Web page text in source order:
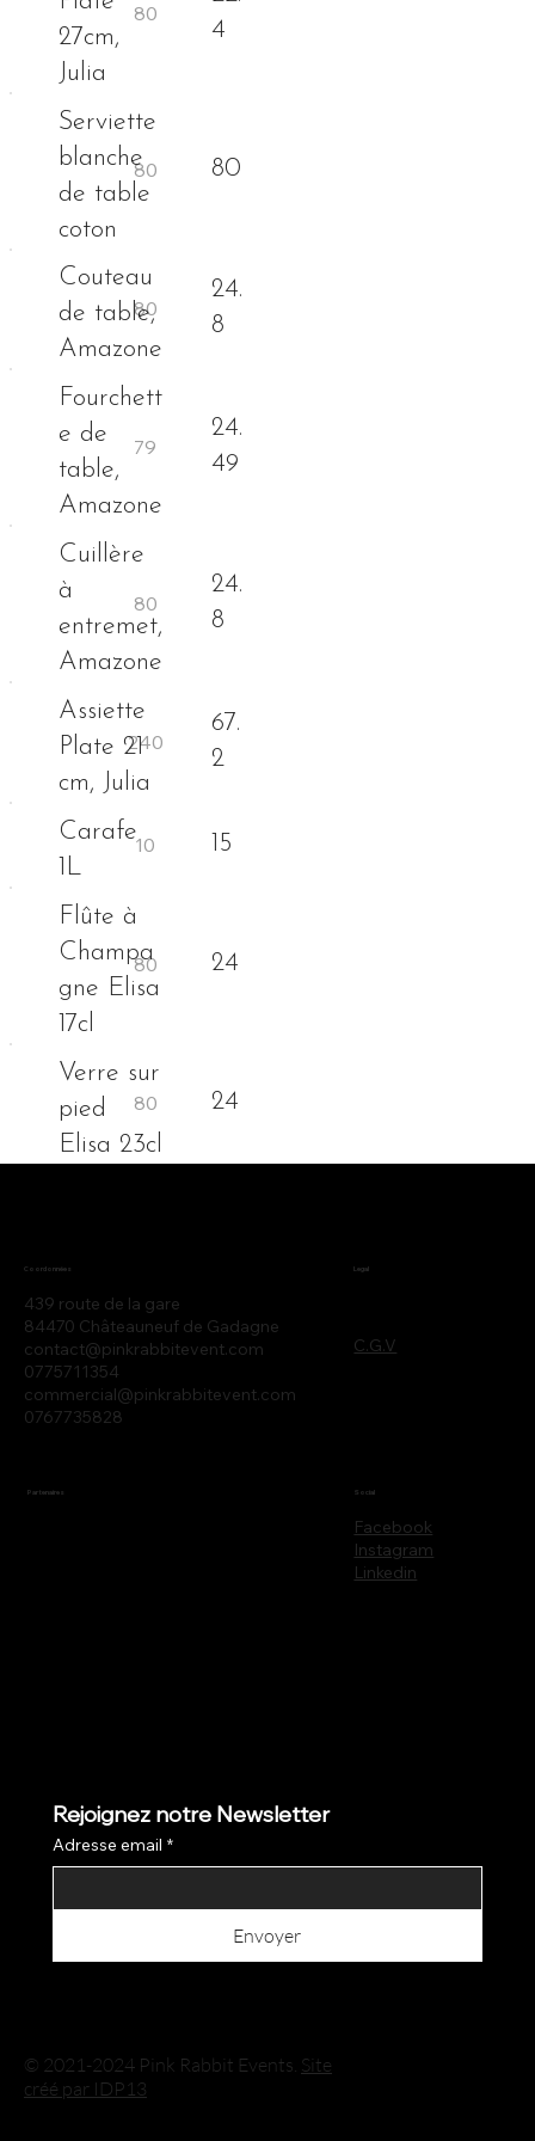
27cm,
Julia
4
Serviette
blanche
de table
coton
80
Couteau
de table,
Amazone
24.
8
Fourchett
e de
table,
Amazone
24.
49
Cuillère
à
entremet,
Amazone
24.
8
Assiette
Plate 21
cm, Julia
67.
2
Carafe
1L
15
Flûte à
Champa
gne Elisa
17cl
24
Verre sur
pied
Elisa 23cl
24
439 route de la gare
84470 Châteauneuf de Gadagne
contact@pinkrabbitevent.com
0775711354
commercial@pinkrabbitevent.com
0767735828
Coordonnées
C.G.V
Legal
Partenaires
Facebook
Instagram
Linkedin
Social
Rejoignez notre Newsletter
Adresse email *
Envoyer
© 2021-2024 Pink Rabbit Events. Site
créé par IDP13